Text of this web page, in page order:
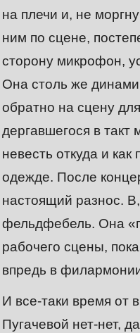
на плечи и, не
ним по сцене,
сторону микрофон,
Она столь же
обратно на сцену
дергавшегося в
невесть откуда и
одежде. После
настоящий разнос.
фельдфебель. Она
рабочего сцены,
впредь в
И все-таки время от
Пугачевой нет-нет,